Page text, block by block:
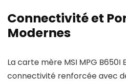
Connectivité et
Modernes
La carte mère MSI MPG B650I
connectivité renforcée avec